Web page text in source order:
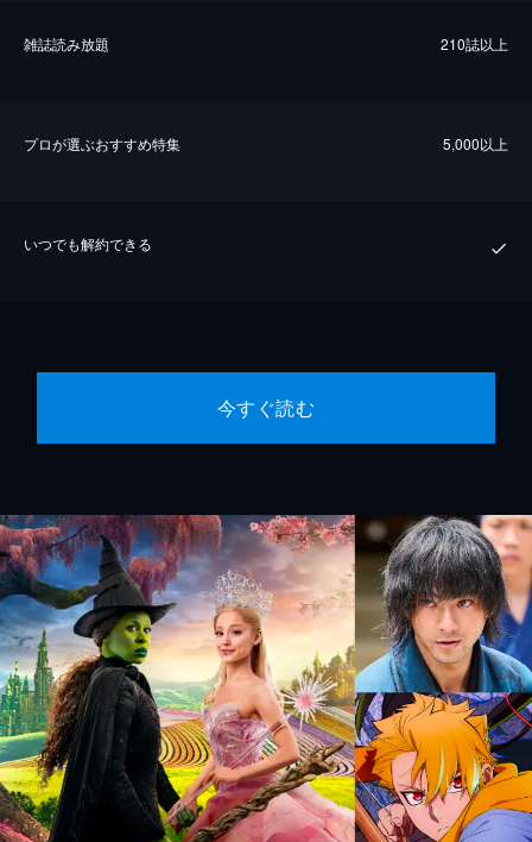
雑誌読み放題 210誌以上
プロが選ぶおすすめ特集 5,000以上
いつでも解約できる
今すぐ読む